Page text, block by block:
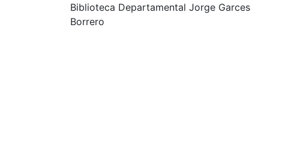
Biblioteca Departamental Jorge Garces
Borrero